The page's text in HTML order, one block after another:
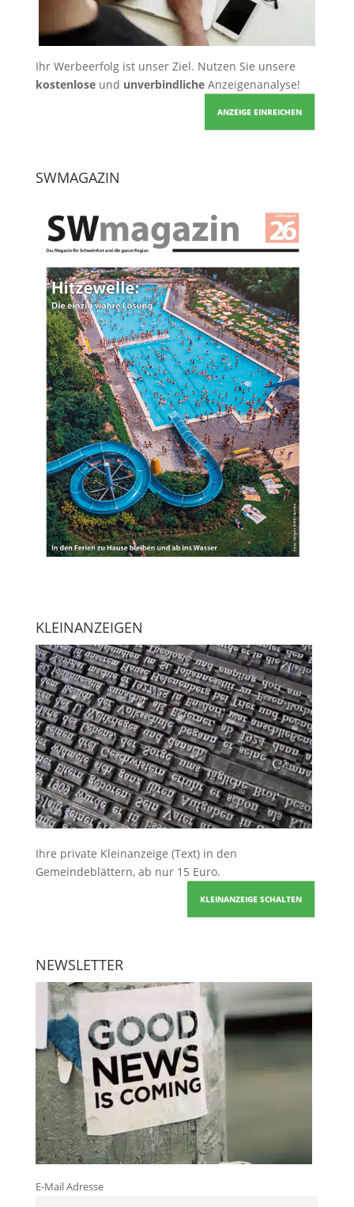
Ihr Werbeerfolg ist unser Ziel. Nutzen Sie unsere
kostenloseund unverbindlicheAnzeigenanalyse!
ANZEIGE EINREICHEN
SWMAGAZIN
KLEINANZEIGEN
Ihre private Kleinanzeige (Text) in den
Gemeindeblättern, ab nur 15 Euro.
KLEINANZEIGE SCHALTEN
NEWSLETTER
E-Mail Adresse